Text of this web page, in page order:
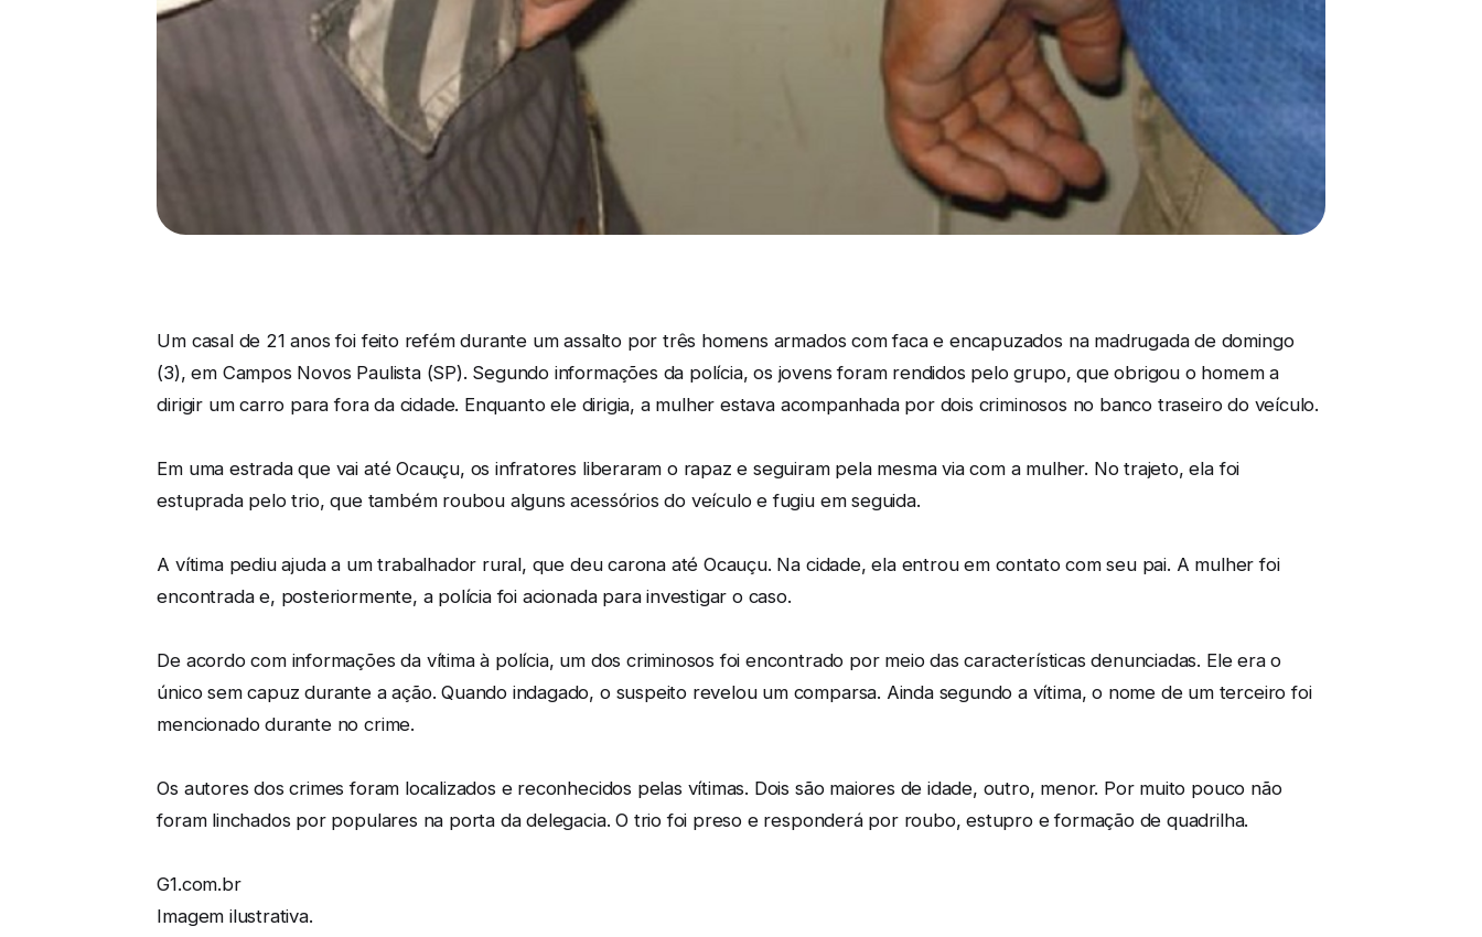
Um casal de 21 anos foi feito refém durante um assalto por três homens armados com faca e encapuzados na madrugada de domingo
(3), em Campos Novos Paulista (SP). Segundo informações da polícia, os jovens foram rendidos pelo grupo, que obrigou o homem a
dirigir um carro para fora da cidade. Enquanto ele dirigia, a mulher estava acompanhada por dois criminosos no banco traseiro do veículo.
Em uma estrada que vai até Ocauçu, os infratores liberaram o rapaz e seguiram pela mesma via com a mulher. No trajeto, ela foi
estuprada pelo trio, que também roubou alguns acessórios do veículo e fugiu em seguida.
A vítima pediu ajuda a um trabalhador rural, que deu carona até Ocauçu. Na cidade, ela entrou em contato com seu pai. A mulher foi
encontrada e, posteriormente, a polícia foi acionada para investigar o caso.
De acordo com informações da vítima à polícia, um dos criminosos foi encontrado por meio das características denunciadas. Ele era o
único sem capuz durante a ação. Quando indagado, o suspeito revelou um comparsa. Ainda segundo a vítima, o nome de um terceiro foi
mencionado durante no crime.
Os autores dos crimes foram localizados e reconhecidos pelas vítimas. Dois são maiores de idade, outro, menor. Por muito pouco não
foram linchados por populares na porta da delegacia. O trio foi preso e responderá por roubo, estupro e formação de quadrilha.
G1.com.br
Imagem ilustrativa.